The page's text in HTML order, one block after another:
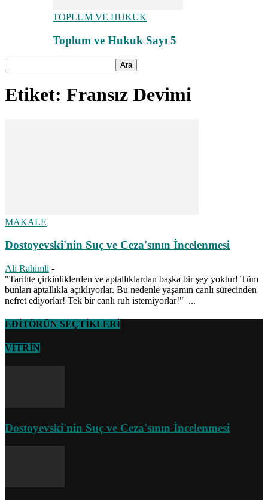
TOPLUM VE HUKUK
Toplum ve Hukuk Sayı 5
Etiket: Fransız Devimi
MAKALE
Dostoyevski'nin Suç ve Ceza'sının İncelenmesi
Ali Rahimli -
"Tarihte çirkinliklerden ve aptallıklardan başka bir şey yoktur! Tüm
bunları aptallıkla açıklıyorlar. Bu nedenle yaşamın canlı sürecinden
nefret ediyorlar! Tek bir canlı ruh istemiyorlar!" ...
EDİTÖRÜN SEÇTİKLERİ
VİTRİN
Dostoyevski'nin Suç ve Ceza'sının İncelenmesi